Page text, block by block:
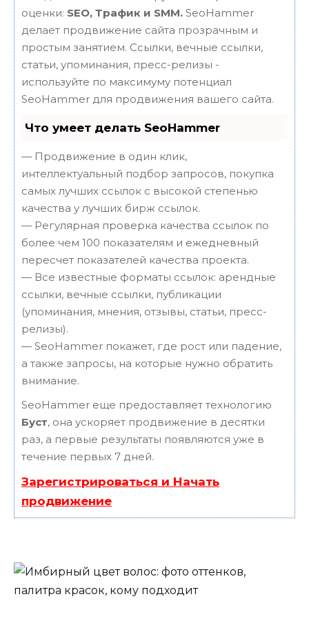
оценки: SEO, Трафик и SMM. SeoHammer
делает продвижение сайта прозрачным и
простым занятием. Ссылки, вечные ссылки,
статьи, упоминания, пресс-релизы -
используйте по максимуму потенциал
SeoHammer для продвижения вашего сайта.
Что умеет делать SeoHammer
— Продвижение в один клик,
интеллектуальный подбор запросов, покупка
самых лучших ссылок с высокой степенью
качества у лучших бирж ссылок.
— Регулярная проверка качества ссылок по
более чем 100 показателям и ежедневный
пересчет показателей качества проекта.
— Все известные форматы ссылок: арендные
ссылки, вечные ссылки, публикации
(упоминания, мнения, отзывы, статьи, пресс-
релизы).
— SeoHammer покажет, где рост или падение,
а также запросы, на которые нужно обратить
внимание.
SeoHammer еще предоставляет технологию
Буст, она ускоряет продвижение в десятки
раз, а первые результаты появляются уже в
течение первых 7 дней.
Зарегистрироваться и Начать
продвижение